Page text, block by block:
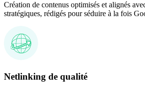
Création de contenus optimisés et alignés
stratégiques, rédigés pour séduire à la fois
Netlinking de qualité